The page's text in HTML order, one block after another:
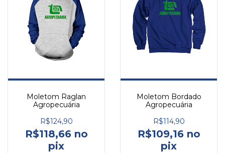
Moletom Raglan
Agropecuária
R$124,90
R$118,66 no
pix
Moletom Bordado
Agropecuária
R$114,90
R$109,16 no
pix